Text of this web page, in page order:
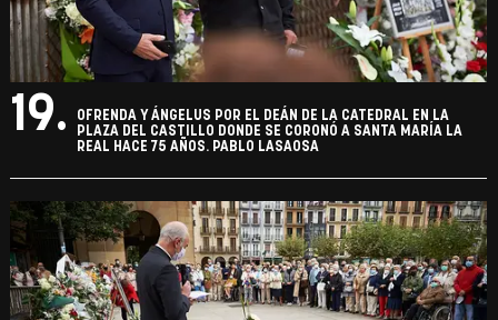
19.
OFRENDA Y ÁNGELUS POR EL DEÁN DE LA CATEDRAL EN LA
PLAZA DEL CASTILLO DONDE SE CORONÓ A SANTA MARÍA LA
REAL HACE 75 AÑOS. PABLO LASAOSA